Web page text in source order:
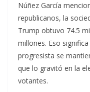
Núñez García
republicanos, la
Trump obtuvo 74.5
millones. Eso
progresista se
que lo gravitó en la
votantes.